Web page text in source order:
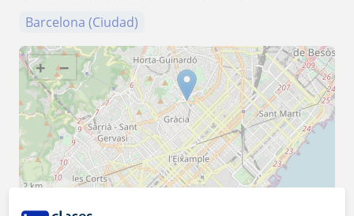
Barcelona (Ciudad)
+ −
2 km